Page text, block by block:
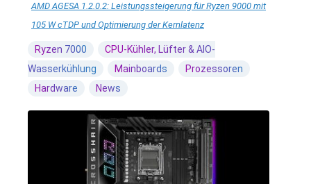
AMD AGESA 1.2.0.2: Leistungssteigerung für Ryzen 9000 mit
105 W cTDP und Optimierung der Kernlatenz
Ryzen 7000
CPU-Kühler, Lüfter & AIO-
Wasserkühlung
Mainboards
Prozessoren
Hardware
News